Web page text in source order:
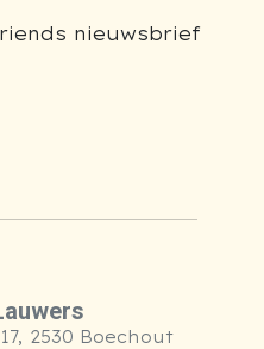
nieuwsbrief
2530 Boechout